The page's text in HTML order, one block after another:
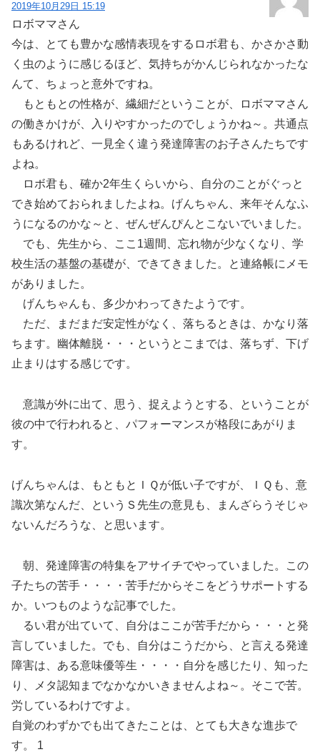
2019年10月29日 15:19
ロボママさん
今は、とても豊かな感情表現をするロボ君も、かさかさ動
く虫のように感じるほど、気持ちがかんじられなかったな
んて、ちょっと意外ですね。
もともとの性格が、繊細だということが、ロボママさん
の働きかけが、入りやすかったのでしょうかね～。共通点
もあるけれど、一見全く違う発達障害のお子さんたちです
よね。
ロボ君も、確か2年生くらいから、自分のことがぐっと
でき始めておられましたよね。げんちゃん、来年そんなふ
うになるのかな～と、ぜんぜんぴんとこないでいました。
でも、先生から、ここ1週間、忘れ物が少なくなり、学
校生活の基盤の基礎が、できてきました。と連絡帳にメモ
がありました。
げんちゃんも、多少かわってきたようです。
ただ、まだまだ安定性がなく、落ちるときは、かなり落
ちます。幽体離脱・・・というとこまでは、落ちず、下げ
止まりはする感じです。
意識が外に出て、思う、捉えようとする、ということが
彼の中で行われると、パフォーマンスが格段にあがりま
す。
げんちゃんは、もともとＩＱが低い子ですが、ＩＱも、意
識次第なんだ、というＳ先生の意見も、まんざらうそじゃ
ないんだろうな、と思います。
朝、発達障害の特集をアサイチでやっていました。この
子たちの苦手・・・・苦手だからそこをどうサポートする
か。いつものような記事でした。
るい君が出ていて、自分はここが苦手だから・・・と発
言していました。でも、自分はこうだから、と言える発達
障害は、ある意味優等生・・・・自分を感じたり、知った
り、メタ認知までなかなかいきませんよね～。そこで苦。
労しているわけですよ。
自覚のわずかでも出てきたことは、とても大きな進歩で
す。 1